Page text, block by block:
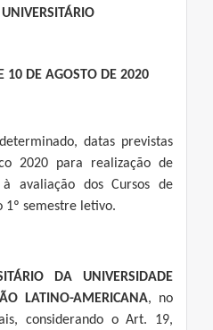
10 DE AGOSTO DE 2020
datas previstas
2020 para realização de
à avaliação dos Cursos de
1º semestre letivo.
DA UNIVERSIDADE
LATINO-AMERICANA, no
considerando o Art. 19,